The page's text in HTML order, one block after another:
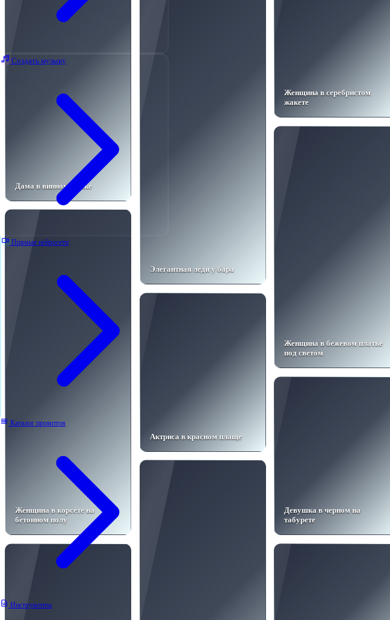
Создать музыку
Прямые нейросети
Каталог промптов
Инструменты
Дама в винном фраке
Элегантная леди у бара
Женщина в серебристом
жакете
Женщина в бежевом платье
под светом
Женщина в корсете на
бетонном полу
Актриса в красном плаще
Девушка в черном на
табурете